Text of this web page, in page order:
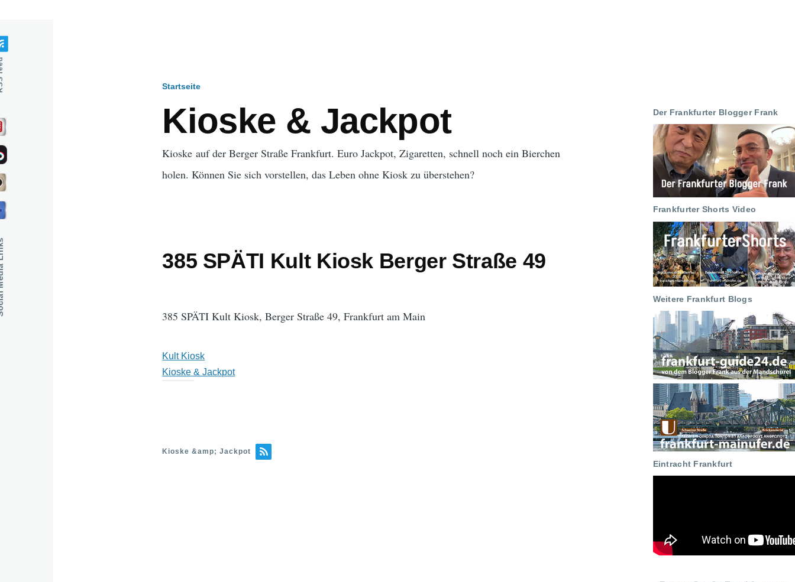
Startseite
Kioske & Jackpot
Kioske auf der Berger Straße Frankfurt. Euro Jackpot, Zigaretten, schnell noch ein Bierchen
holen. Können Sie sich vorstellen, das Leben ohne Kiosk zu überstehen?
385 SPÄTI Kult Kiosk Berger Straße 49
385 SPÄTI Kult Kiosk, Berger Straße 49, Frankfurt am Main
Kult Kiosk
Kioske & Jackpot
Kioske &amp; Jackpot
Der Frankfurter Blogger Frank
Frankfurter Shorts Video
Weitere Frankfurt Blogs
Eintracht Frankfurt